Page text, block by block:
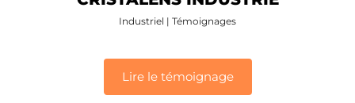
Industriel | Témoignages
Lire le témoignage